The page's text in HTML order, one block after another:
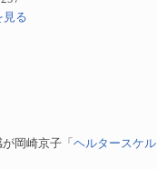
見る
岡崎京子「 ヘルタースケ